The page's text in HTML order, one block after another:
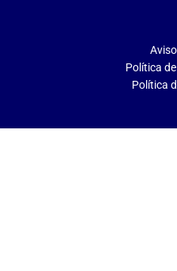
Política
Política